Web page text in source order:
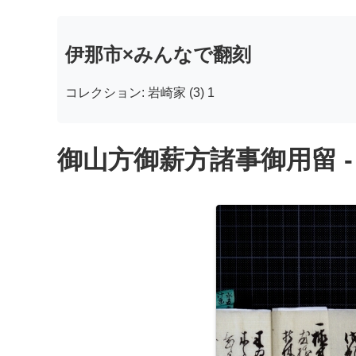
伊那市×みんなで翻刻
コレクション: 岩崎家 (3) 1
御山方御薪方諸事御用留